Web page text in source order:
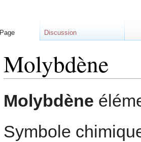
Molybdène
Molybdène
Symbole
Page Discussion